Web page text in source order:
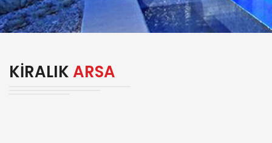
KİRALIKARSA